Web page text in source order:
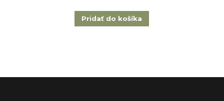
Pridať do košíka